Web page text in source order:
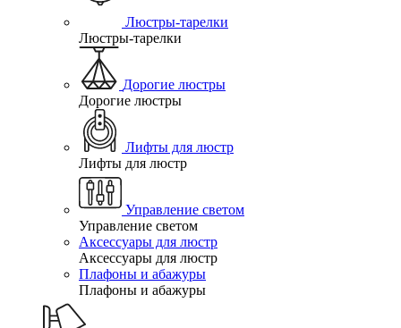
Люстры-тарелки
Люстры-тарелки
Дорогие люстры
Дорогие люстры
Лифты для люстр
Лифты для люстр
Управление светом
Управление светом
Аксессуары для люстр
Аксессуары для люстр
Плафоны и абажуры
Плафоны и абажуры